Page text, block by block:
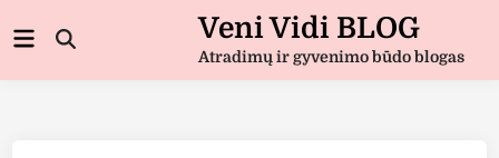
to
Veni Vidi BLOG
Atradimų ir gyvenimo būdo blogas
Open
Main